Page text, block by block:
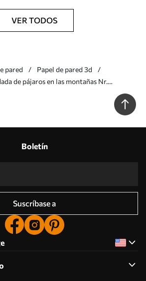
VER TODOS
pared
Papel de pared 3d
de pájaros en las montañas Nr.
Boletín
Suscríbase a